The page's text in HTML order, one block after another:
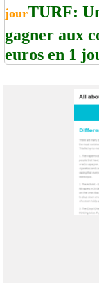
jourTURF:
gagner aux
euros en 1